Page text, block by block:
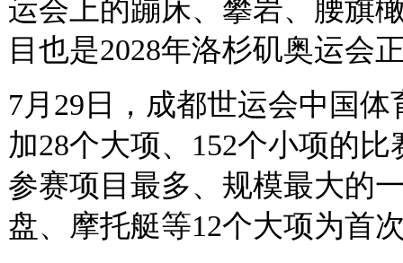
运会上的蹦床、攀岩、腰旗
目也是2028年洛杉矶奥运会
7月29日，成都世运会中国
加28个大项、152个小项的
参赛项目最多、规模最大的
盘、摩托艇等12个大项为首